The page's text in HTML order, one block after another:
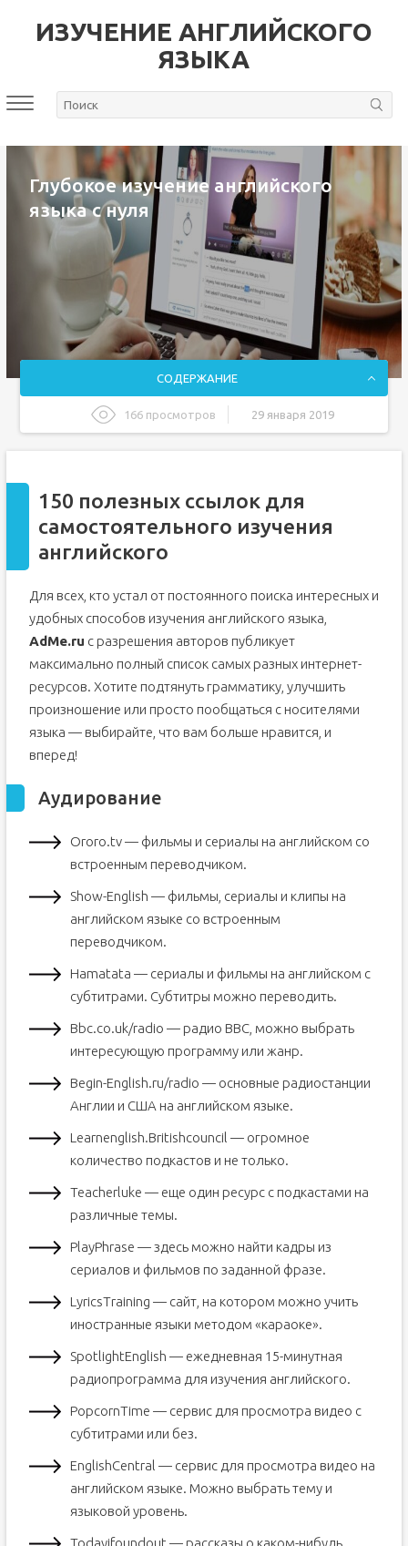
ИЗУЧЕНИЕ АНГЛИЙСКОГО
ЯЗЫКА
Глубокое изучение английского
языка с нуля
СОДЕРЖАНИЕ
166 просмотров 29 января 2019
Грамматика
6 способов выучить английский быстро
1. Учитесь онлайн
5. Делайте домашние задания
6. Не учите лишнего
Самоучитель по английскому
Система самоучителя по английскому
Комментарии
150 полезных ссылок для
самостоятельного изучения
английского
Для всех, кто устал от постоянного поиска интересных и
удобных способов изучения английского языка,
AdMe.ru с разрешения авторов публикует
максимально полный список самых разных интернет-
ресурсов. Хотите подтянуть грамматику, улучшить
произношение или просто пообщаться с носителями
языка — выбирайте, что вам больше нравится, и
вперед!
Аудирование
Ororo.tv — фильмы и сериалы на английском со
встроенным переводчиком.
Show-English — фильмы, сериалы и клипы на
английском языке со встроенным
переводчиком.
Hamatata — сериалы и фильмы на английском с
субтитрами. Субтитры можно переводить.
Bbc.co.uk/radio — радио BBC, можно выбрать
интересующую программу или жанр.
Begin-English.ru/radio — основные радиостанции
Англии и США на английском языке.
Learnenglish.Britishcouncil — огромное
количество подкастов и не только.
Teacherluke — еще один ресурс с подкастами на
различные темы.
PlayPhrase — здесь можно найти кадры из
сериалов и фильмов по заданной фразе.
LyricsTraining — сайт, на котором можно учить
иностранные языки методом «караоке».
SpotlightEnglish — ежедневная 15-минутная
радиопрограмма для изучения английского.
PopcornTime — сервис для просмотра видео с
субтитрами или без.
EnglishCentral — сервис для просмотра видео на
английском языке. Можно выбрать тему и
языковой уровень.
Todayifoundout — рассказы о каком-нибудь